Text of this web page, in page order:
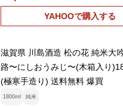
YAHOOで購入する
滋賀県 川島酒造 松の花 純米大
路〜にしおうみじ〜(木箱入り
(極寒手造り) 送料無料 爆買
1800ml 純米